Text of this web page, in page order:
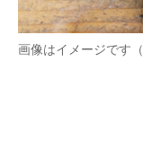
画像はイメージです（